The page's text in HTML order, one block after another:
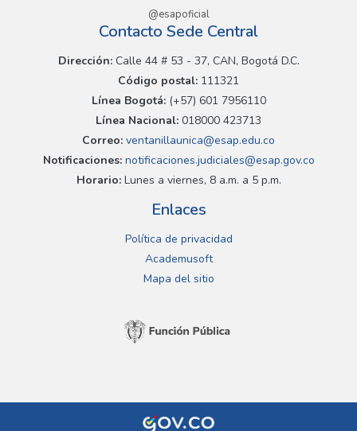
@esapoficial
Contacto Sede Central
Dirección:Calle 44 # 53 - 37, CAN, Bogotá D.C.
Código postal: 111321
Línea Bogotá:(+57) 601 7956110
Línea Nacional: 018000 423713
Correo: ventanillaunica@esap.edu.co
Notificaciones:notificaciones.judiciales@esap.gov.co
Horario:Lunes a viernes, 8 a.m. a 5 p.m.
Enlaces
Política de privacidad
Academusoft
Mapa del sitio